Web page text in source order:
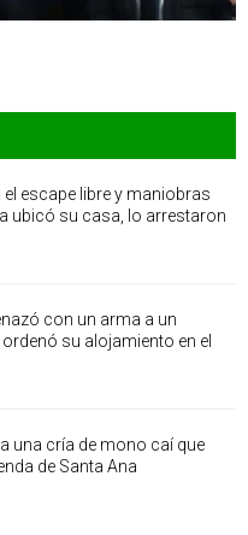
escape libre y maniobras
ubicó su casa, lo arrestaron
con un arma a un
su alojamiento en el
una cría de mono caí que
de Santa Ana